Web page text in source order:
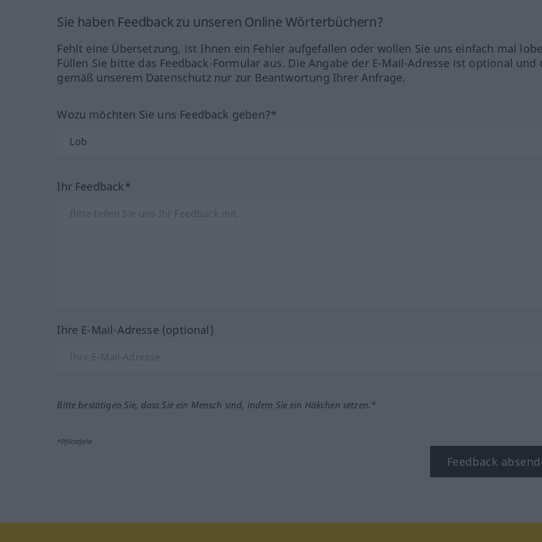
Sie haben Feedback zu unseren Online Wörterbüchern?
Fehlt eine Übersetzung, ist Ihnen ein Fehler aufgefallen oder wollen Sie uns einfach mal
Füllen Sie bitte das Feedback-Formular aus. Die Angabe der E-Mail-Adresse ist optional und
gemäß unserem Datenschutz nur zur Beantwortung Ihrer Anfrage.
Wozu möchten Sie uns Feedback geben?*
Ihr Feedback*
Ihre E-Mail-Adresse (optional)
Bitte bestätigen Sie, dass Sie ein Mensch sind, indem Sie ein Häkchen setzen.*
*Pflichtfeld
Feedback